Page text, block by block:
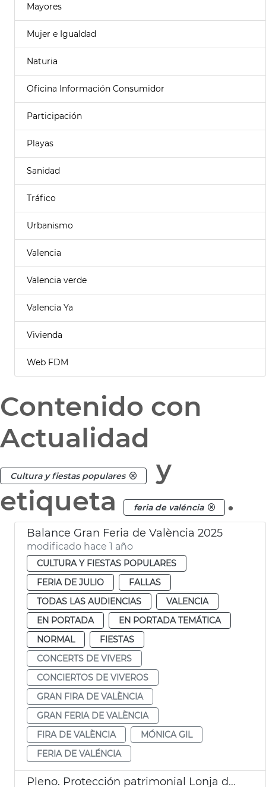
Mayores
Mujer e Igualdad
Naturia
Oficina Información Consumidor
Participación
Playas
Sanidad
Tráfico
Urbanismo
Valencia
Valencia verde
Valencia Ya
Vivienda
Web FDM
Contenido con
Actualidad
Cultura y fiestas populares
y
etiqueta
feria de valéncia .
Balance Gran Feria de València 2025
modificado hace 1 año
CULTURA Y FIESTAS POPULARES
FERIA DE JULIO
FALLAS
TODAS LAS AUDIENCIAS
VALENCIA
EN PORTADA
EN PORTADA TEMÁTICA
NORMAL
FIESTAS
CONCERTS DE VIVERS
CONCIERTOS DE VIVEROS
GRAN FIRA DE VALÈNCIA
GRAN FERIA DE VALÈNCIA
FIRA DE VALÈNCIA
MÓNICA GIL
FERIA DE VALÉNCIA
Pleno. Protección patrimonial Lonja de Feria València y refugios antiaéreos de València